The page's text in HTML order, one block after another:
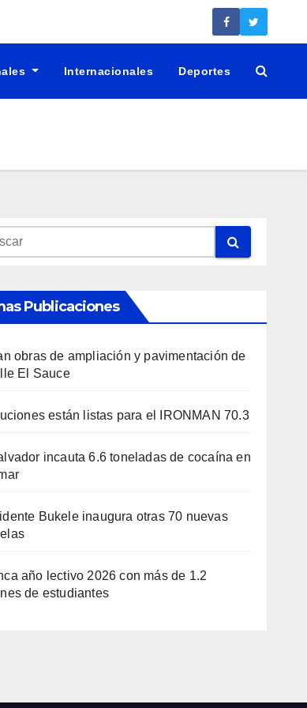
Internacionales Deportes
Publicaciones
obras de ampliación y pavimentación de
El Sauce
están listas para el IRONMAN 70.3
incauta 6.6 toneladas de cocaína en
Bukele inaugura otras 70 nuevas
año lectivo 2026 con más de 1.2
de estudiantes